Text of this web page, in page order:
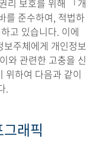
리 보호를 위해 「개
를 준수하여, 적법하
고 있습니다. 이에
보주체에게 개인정보
와 관련한 고충을 신
위하여 다음과 같이
.
래픽